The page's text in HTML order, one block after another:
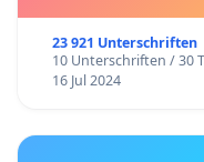
23 921 Unterschriften
10 Unterschriften / 30
16 Jul 2024